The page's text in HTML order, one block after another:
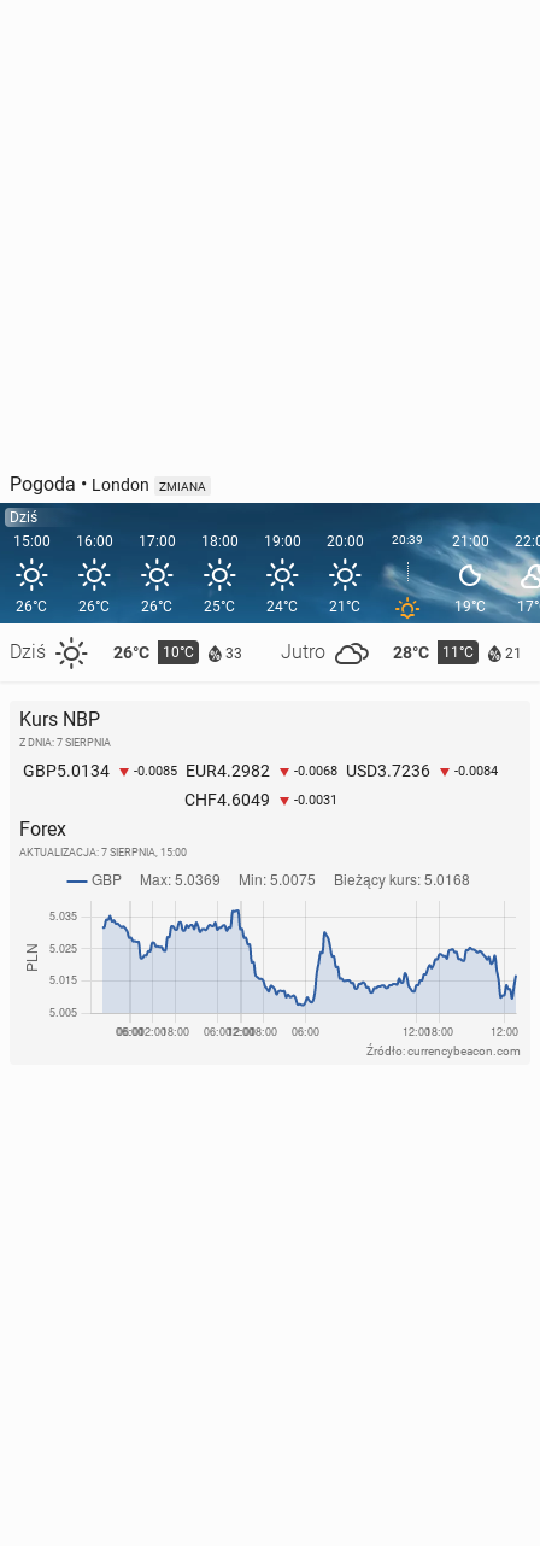
Pogoda • London ZMIANA
Dziś
15:00
26°C
Dziś 26°C 10°C 33 Jutro 28°C 11°C 21
16:00
26°C
17:00
26°C
18:00
25°C
19:00
24°C
20:00
21°C
20:39 21:00
19°C
Kurs NBP
Z DNIA: 7 SIERPNIA
GBP5.0134 -0.0085 EUR4.2982 -0.0068 USD3.7236 -0.0084
CHF4.6049 -0.0031
Forex
AKTUALIZACJA: 7 SIERPNIA, 15:00
Źródło: currencybeacon.com